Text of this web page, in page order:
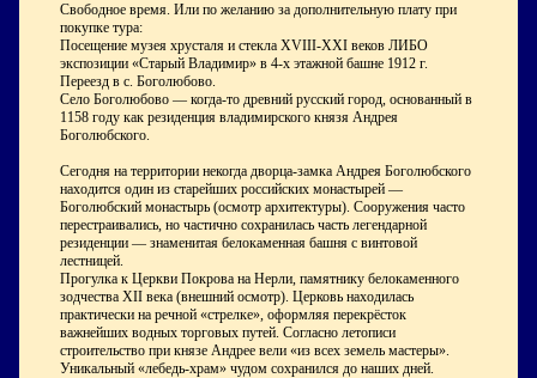
Свободное время. Или по желанию за дополнительную плату при
покупке тура:
Посещение музея хрусталя и стекла XVIII-XXI веков ЛИБО
экспозиции «Старый Владимир» в 4-х этажной башне 1912 г.
Переезд в с. Боголюбово.
Cело Боголюбово — когда-то древний русский город, основанный в
1158 году как резиденция владимирского князя Андрея
Боголюбского.
Сегодня на территории некогда дворца-замка Андрея Боголюбского
находится один из старейших российских монастырей —
Боголюбский монастырь (осмотр архитектуры). Сооружения часто
перестраивались, но частично сохранилась часть легендарной
резиденции — знаменитая белокаменная башня с винтовой
лестницей.
Прогулка к Церкви Покрова на Нерли, памятнику белокаменного
зодчества XII века (внешний осмотр). Церковь находилась
практически на речной «стрелке», оформляя перекрёсток
важнейших водных торговых путей. Согласно летописи
строительство при князе Андрее вели «из всех земель мастеры».
Уникальный «лебедь-храм» чудом сохранился до наших дней.